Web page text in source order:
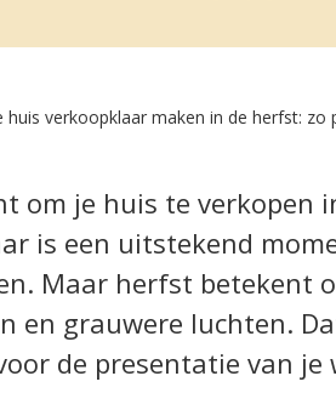
huis verkoopklaar maken in de herfst:
om je huis te verkopen
is een uitstekend
Maar herfst betekent
en grauwere luchten.
de presentatie van je